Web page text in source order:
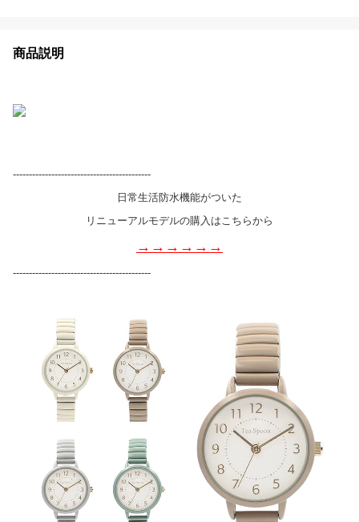
商品説明
-------------------------------------------
日常生活防水機能がついた
リニューアルモデルの購入はこちらから
→→→→→→
-------------------------------------------